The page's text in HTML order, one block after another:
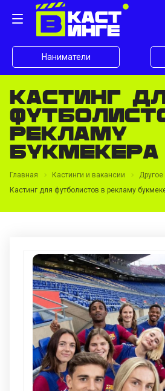
Наниматели
Кастинг
рекламу
букмекера
Главная Кастинги и вакансии
Другое
Кастинг для футболистов в рекламу